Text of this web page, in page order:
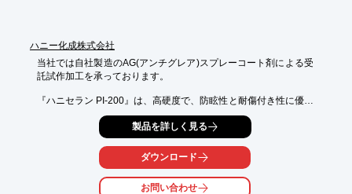
ハニー化成株式会社
当社では自社製造のAG(アンチグレア)スプレーコート剤による受
託試作加工を承っております。
『ハニセラン PI-200』は、高硬度で、防眩性と耐傷付き性に優れ
たAGスプレーコート剤です。
化学強化ガラス等すべてのガラスに塗布可能。
AR/AF膜との密着性も良好。
ヘイズ値のコントロールも溶剤希釈をすることで、１～１５％ま
で調整可能です。
製品を詳しく見る
ダウンロード
お問い合わせ